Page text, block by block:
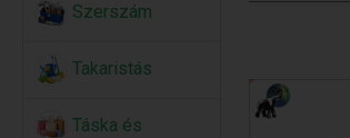
Szerszám
Takaristás
Táska és